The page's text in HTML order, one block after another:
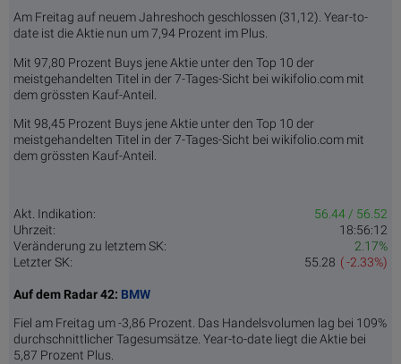
Am Freitag auf neuem Jahreshoch geschlossen (31,12). Year-to-
date ist die Aktie nun um 7,94 Prozent im Plus.
Mit 97,80 Prozent Buys jene Aktie unter den Top 10 der
meistgehandelten Titel in der 7-Tages-Sicht bei wikifolio.com mit
dem grössten Kauf-Anteil.
Mit 98,45 Prozent Buys jene Aktie unter den Top 10 der
meistgehandelten Titel in der 7-Tages-Sicht bei wikifolio.com mit
dem grössten Kauf-Anteil.
Akt. Indikation:
56.44 / 56.52
Uhrzeit:
18:56:12
Veränderung zu letztem SK:
2.17%
Letzter SK:
( -2.33%)
55.28
Auf dem Radar 42: BMW
Fiel am Freitag um -3,86 Prozent. Das Handelsvolumen lag bei 109%
durchschnittlicher Tagesumsätze. Year-to-date liegt die Aktie bei
5,87 Prozent Plus.